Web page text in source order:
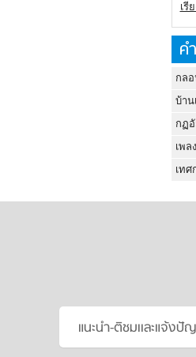
เรี
ค
กล
บ้าน
กฏ
เพลง
เทศ
แนะนำ-ติชมเเละแจ้งปั